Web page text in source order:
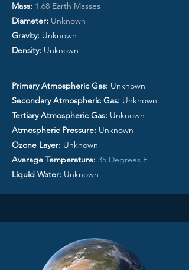
Mass: 1.68 Earth Masses
Diameter: Unknown
Gravity: Unknown
Density: Unknown
Primary Atmospheric Gas: Unknown
Secondary Atmospheric Gas: Unknown
Tertiary Atmospheric Gas: Unknown
Atmospheric Pressure: Unknown
Ozone Layer: Unknown
Average Temperature: 35 Degrees F
Liquid Water: Unknown